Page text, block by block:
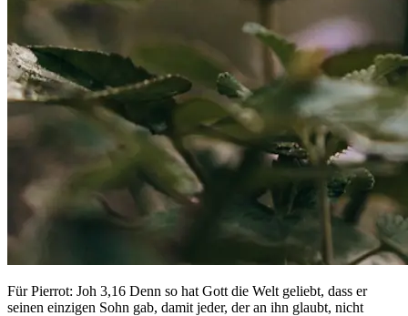
Für Pierrot: Joh 3,16 Denn so hat Gott die Welt geliebt, dass er
seinen einzigen Sohn gab, damit jeder, der an ihn glaubt, nicht